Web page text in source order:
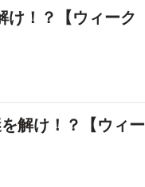
け！？【ウィーク
解け！？【ウィー